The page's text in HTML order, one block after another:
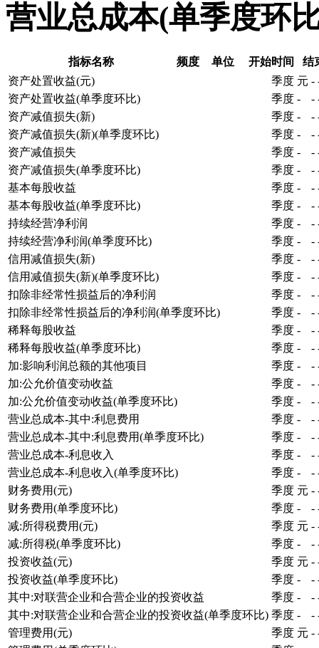
营业总成本(单季度环
指标名称 频度 单位 开始时间
结
资产处置收益(元)
季度 元 -
资产处置收益(单季度环比)
季度 - -
资产减值损失(新)
季度 - -
资产减值损失(新)(单季度环比)
季度 - -
资产减值损失
季度 - -
资产减值损失(单季度环比)
季度 - -
基本每股收益
季度 - -
基本每股收益(单季度环比)
季度 - -
持续经营净利润
季度 - -
持续经营净利润(单季度环比)
季度 - -
信用减值损失(新)
季度 - -
信用减值损失(新)(单季度环比)
季度 - -
扣除非经常性损益后的净利润
季度 - -
扣除非经常性损益后的净利润(单季度环比)
季度 - -
稀释每股收益
季度 - -
稀释每股收益(单季度环比)
季度 - -
加:影响利润总额的其他项目
季度 - -
加:公允价值变动收益
季度 - -
加:公允价值变动收益(单季度环比)
季度 - -
营业总成本-其中:利息费用
季度 - -
营业总成本-其中:利息费用(单季度环比)
季度 - -
营业总成本-利息收入
季度 - -
营业总成本-利息收入(单季度环比)
季度 - -
财务费用(元)
季度 元 -
财务费用(单季度环比)
季度 - -
减:所得税费用(元)
季度 元 -
减:所得税(单季度环比)
季度 - -
投资收益(元)
季度 元 -
投资收益(单季度环比)
季度 - -
其中:对联营企业和合营企业的投资收益
季度 - -
其中:对联营企业和合营企业的投资收益(单季度环比) 季度 - -
管理费用(元)
季度 元 -